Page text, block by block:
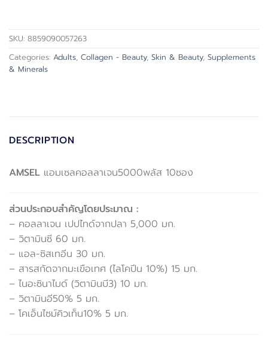
SKU: 8859090057263
Categories: Adults, Collagen - Beauty, Skin & Beauty, Supplements
& Minerals
DESCRIPTION
AMSEL แอมเซลคอลลาเจน5000พลัส 10ซอง
ส่วนประกอบสำคัญโดยประมาณ :
– คอลลาเจน เปปไทด์จากปลา 5,000 มก.
– วิตามินซี 60 มก.
– แอล-ซิสเทอีน 30 มก.
– สารสกัดจากมะเขือเทศ (ไลโคปีน 10%) 15 มก.
– ไนอะซินาไมด์ (วิตามินบี3) 10 มก.
– วิตามินอี50% 5 มก.
– โคเอ็นไซม์คิวเท็น10% 5 มก.